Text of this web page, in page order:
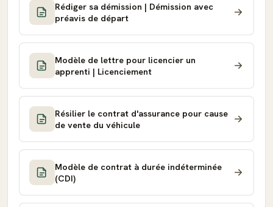
Rédiger sa démission | Démission avec
préavis de départ
Modèle de lettre pour licencier un
apprenti | Licenciement
Résilier le contrat d'assurance pour cause
de vente du véhicule
Modèle de contrat à durée indéterminée
(CDI)